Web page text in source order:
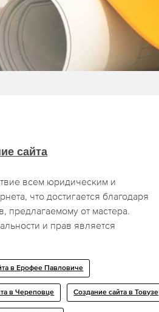
сайта
всем юридическим и
что достигается благодаря
предлагаемому от мастера.
и прав является
в Ерофее Павловиче
в Череповце Создание сайта в Товузе